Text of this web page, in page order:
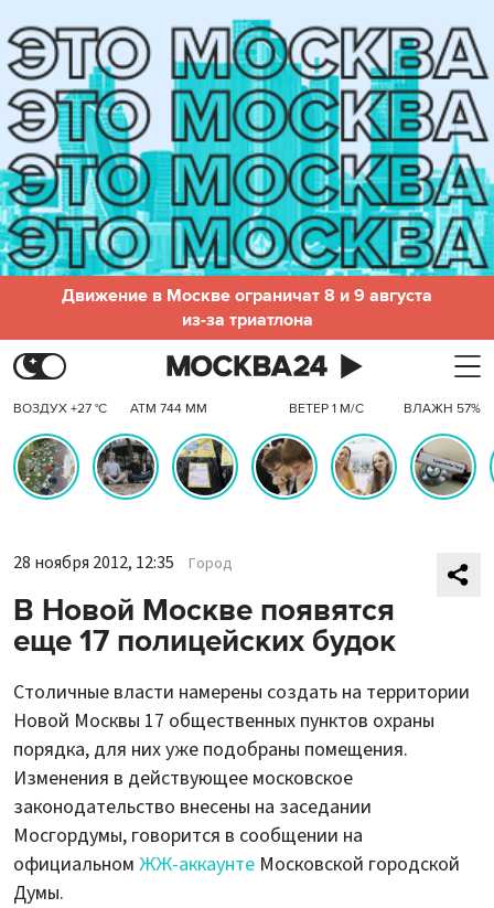
Движение в Москве ограничат 8 и 9 августа
из-за триатлона
ВОЗДУХ +27 °C АТМ 744 ММ ВЕТЕР 1 М/С ВЛАЖН 57%
28 ноября 2012, 12:35 Город
В Новой Москве появятся
еще 17 полицейских будок
Столичные власти намерены создать на территории
Новой Москвы 17 общественных пунктов охраны
порядка, для них уже подобраны помещения.
Изменения в действующее московское
законодательство внесены на заседании
Мосгордумы, говорится в сообщении на
официальном ЖЖ-аккаунте Московской городской
Думы.